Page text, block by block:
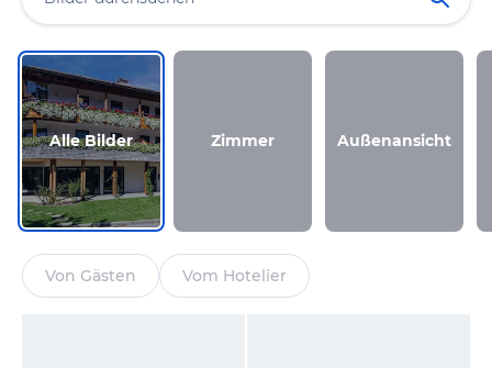
Alle Bilder Zimmer Außenansicht
Von Gästen Vom Hotelier